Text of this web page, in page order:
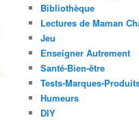
Bibliothèque
Lectures de Maman
Jeu
Enseigner Autrement
Santé-Bien-être
Tests-Marques-
Humeurs
DIY